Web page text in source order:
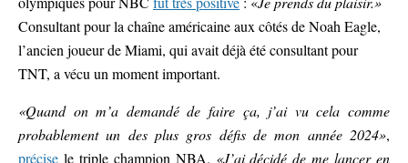
Consultant pour la chaîne américaine aux côtés de Noah Eagle,
l’ancien joueur de Miami, qui avait déjà été consultant pour
TNT, a vécu un moment important.
«Quand on m’a demandé de faire ça, j’ai vu cela comme
probablement un des plus gros défis de mon année 2024»,
précise le triple champion NBA. «J’ai décidé de me lancer en